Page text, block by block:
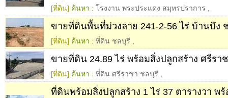
[ที่ดิน] ค้นหา : โรงงาน พระประแดง สมุทรปราการ
ขายที่ดินพื้นที่ม่วงลาย 241-2-56 ไร่ บ้านบึง
[ที่ดิน] ค้นหา : ที่ดิน ชลบุรี
ขายที่ดิน 24.89 ไร่ พร้อมสิ่งปลูกสร้าง ศรีรา
[ที่ดิน] ค้นหา : ที่ดิน ศรีราชา ชลบุรี
ที่ดินพร้อมสิ่งปลูกสร้าง 1 ไร่ 37 ตารางวา พ